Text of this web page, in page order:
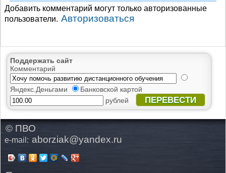
Добавить комментарий могут только авторизованные
пользователи. Авторизоваться
Поддержать сайт
Комментарий
Яндекс.Деньгами
Банковской картой
рублей
ПЕРЕВЕСТИ
© ПВО
e-mail: aborziak@yandex.ru